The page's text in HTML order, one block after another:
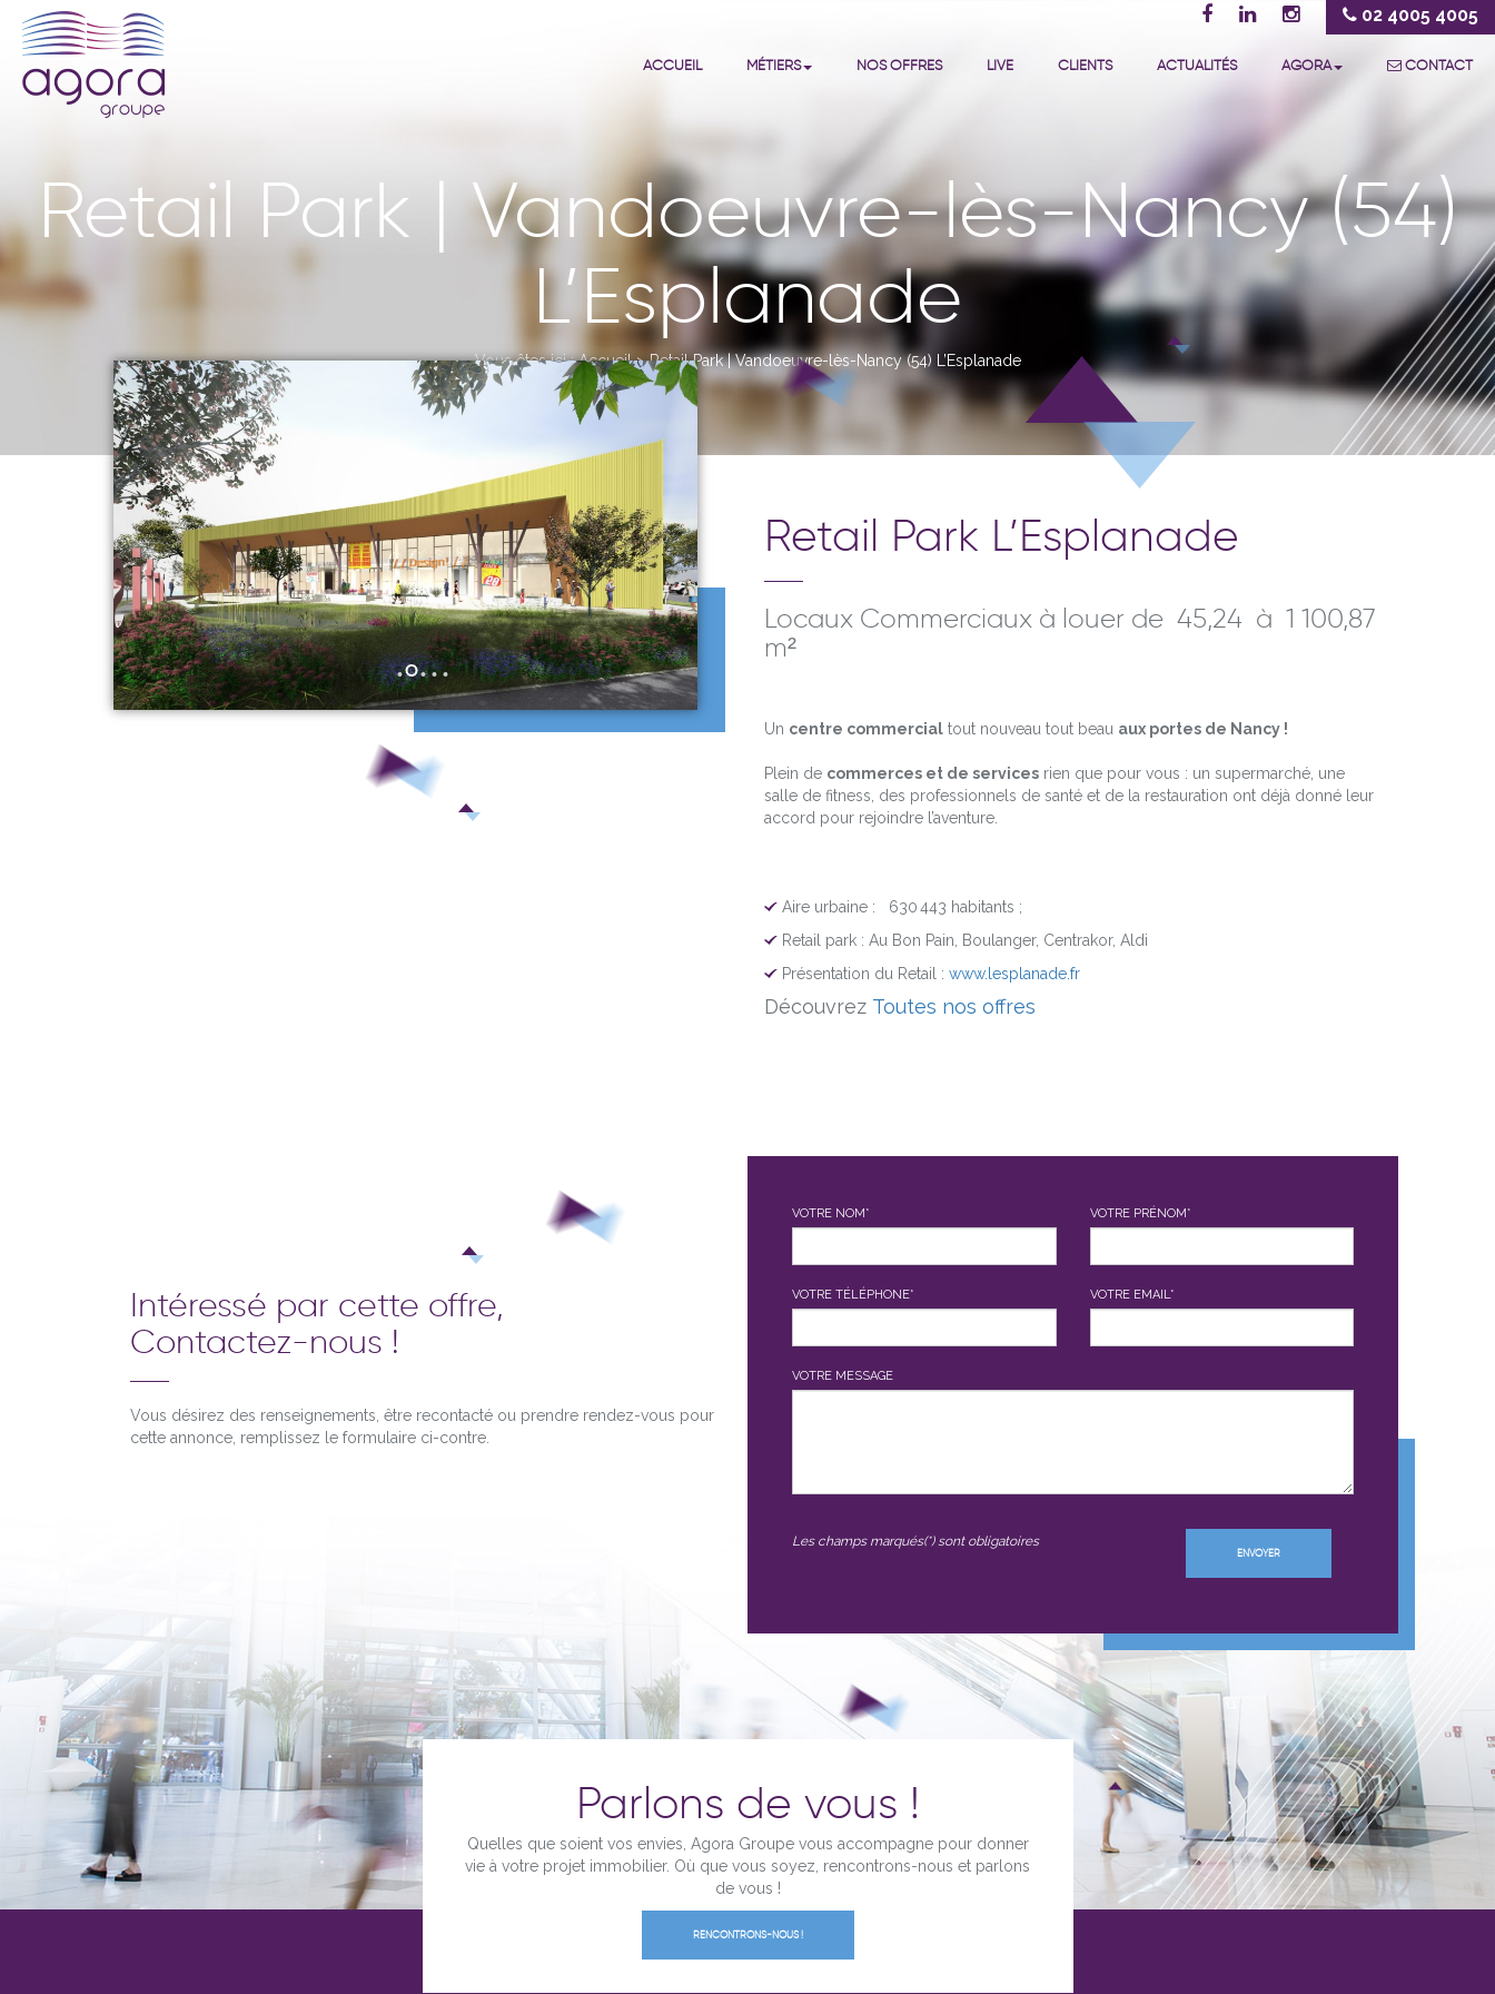
02 4005 4005
ACCUEIL MÉTIERS NOS OFFRES LIVE CLIENTS ACTUALITÉS AGORA CONTACT
Retail Park | Vandoeuvre-lès-Nancy (54)
L’Esplanade
Vous êtes ici :Accueil>Retail Park | Vandoeuvre-lès-Nancy (54) L’Esplanade
Retail Park L’Esplanade
Locaux Commerciaux à louer de 45,24 à 1 100,87
m²
Un centre commercial tout nouveau tout beau aux portes de Nancy !
Plein de commerces et de services rien que pour vous : un supermarché, une
salle de fitness, des professionnels de santé et de la restauration ont déjà donné leur
accord pour rejoindre l’aventure.
Aire urbaine : 630 443 habitants ;
Retail park : Au Bon Pain, Boulanger, Centrakor, Aldi
Présentation du Retail : www.lesplanade.fr
Découvrez Toutes nos offres
Intéressé par cette offre,
Contactez-nous !
Vous désirez des renseignements, être recontacté ou prendre rendez-vous pour
cette annonce, remplissez le formulaire ci-contre.
VOTRE NOM* VOTRE PRÉNOM*
VOTRE TÉLÉPHONE* VOTRE EMAIL*
VOTRE MESSAGE
Les champs marqués(*) sont obligatoires
Parlons de vous !
Quelles que soient vos envies, Agora Groupe vous accompagne pour donner
vie à votre projet immobilier. Où que vous soyez, rencontrons-nous et parlons
de vous !
RENCONTRONS-NOUS !